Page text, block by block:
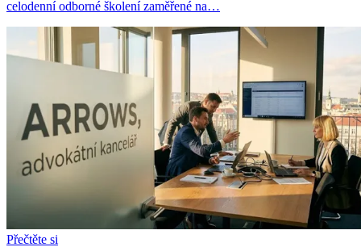
celodenní odborné školení zaměřené na…
Přečtěte si